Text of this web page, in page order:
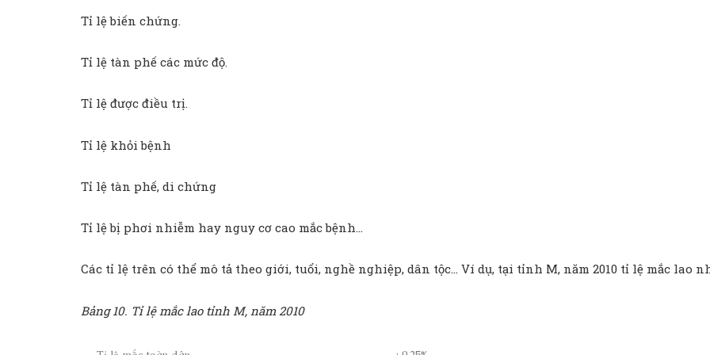
Tỉ lệ biến chứng.
Tỉ lệ tàn phế các mức độ.
Tỉ lệ được điều trị.
Tỉ lệ khỏi bệnh
Tỉ lệ tàn phế, di chứng
Tỉ lệ bị phơi nhiễm hay nguy cơ cao mắc bệnh…
Các tỉ lệ trên có thể mô tả theo giới, tuổi, nghề nghiệp, dân tộc… Ví dụ, tại tỉnh M, năm 2010 tỉ lệ mắc lao
Bảng 10. Tỉ lệ mắc lao tỉnh M, năm 2010